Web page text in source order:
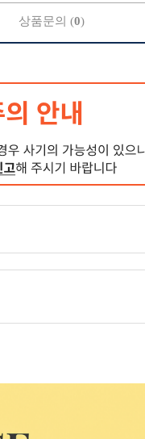
상품문의 (0)